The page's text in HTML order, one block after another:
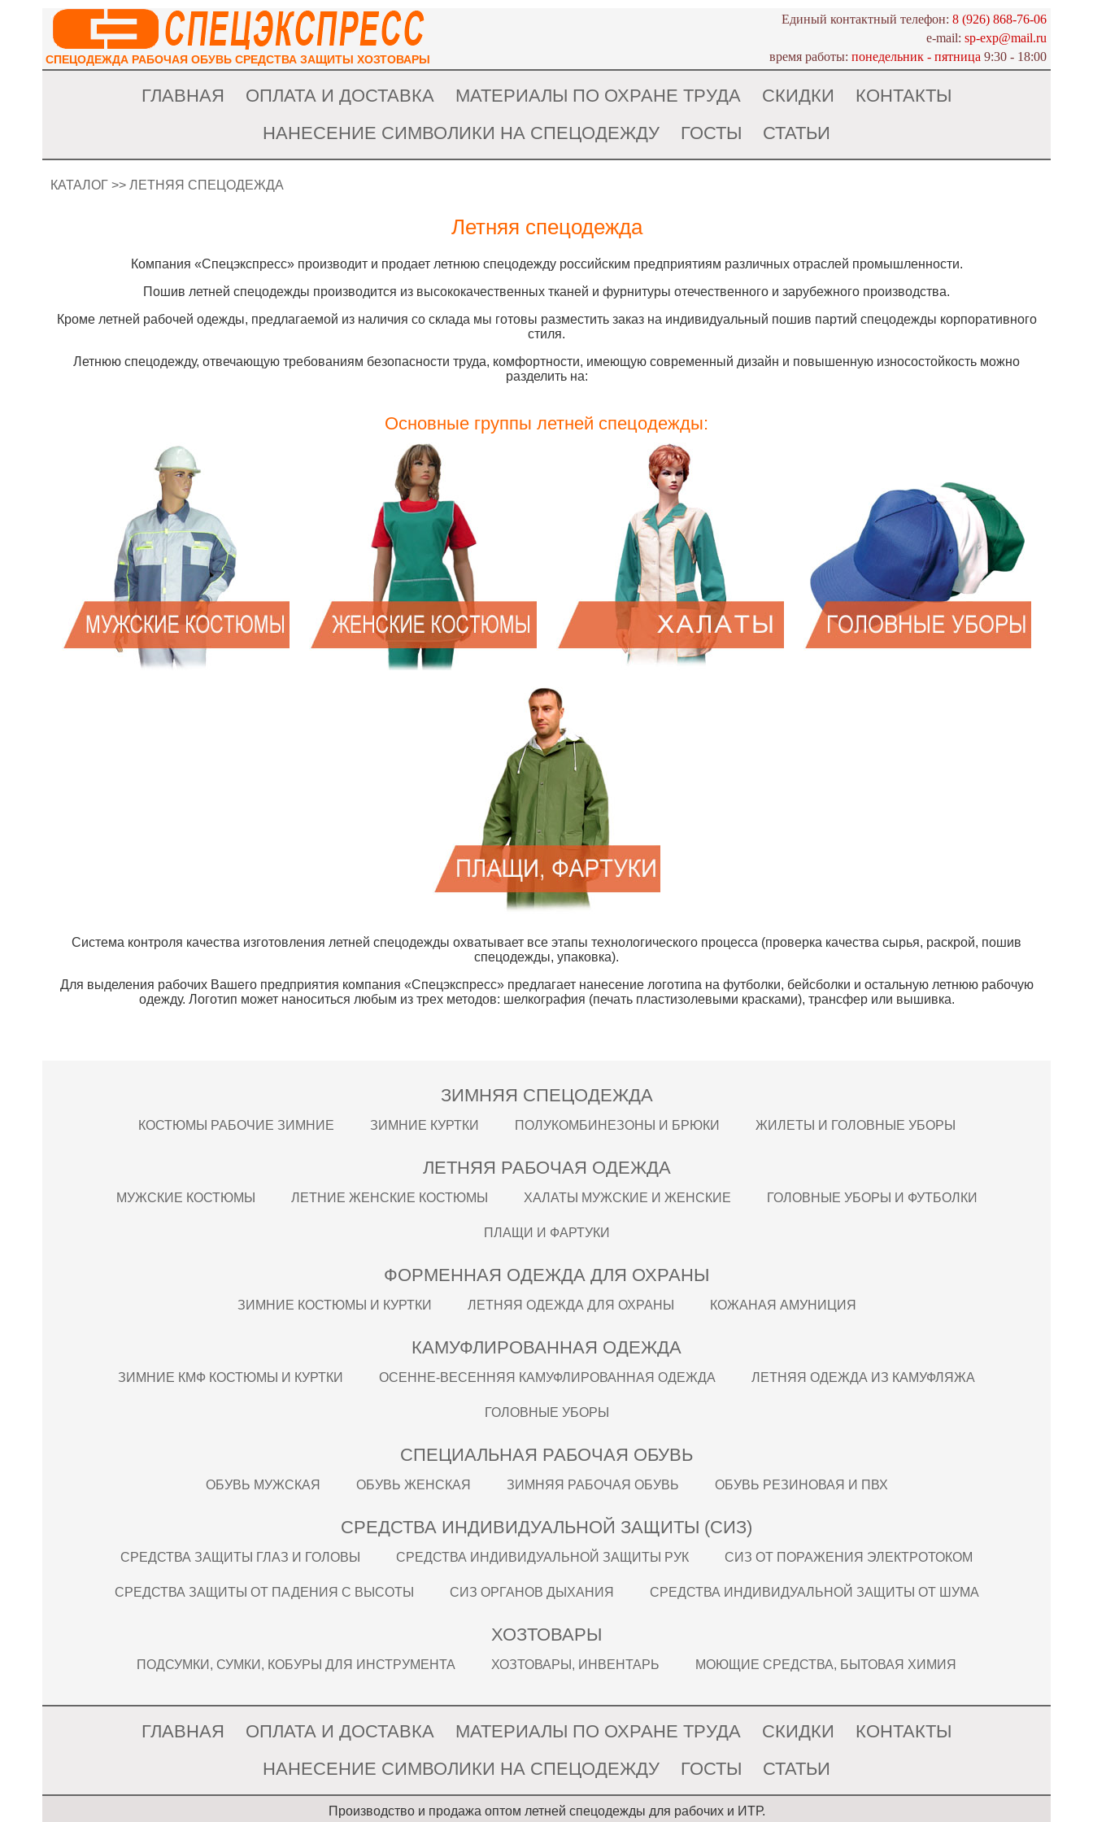
СПЕЦОДЕЖДА РАБОЧАЯ ОБУВЬ СРЕДСТВА ЗАЩИТЫ ХОЗТОВАРЫ
Единый контактный телефон: 8 (926) 868-76-06
e-mail: sp-exp@mail.ru
время работы: понедельник - пятница 9:30 - 18:00
ГЛАВНАЯ ОПЛАТА И ДОСТАВКА МАТЕРИАЛЫ ПО ОХРАНЕ ТРУДА СКИДКИ
КОНТАКТЫ
НАНЕСЕНИЕ СИМВОЛИКИ НА СПЕЦОДЕЖДУ
ГОСТЫ СТАТЬИ
КАТАЛОГ >> ЛЕТНЯЯ СПЕЦОДЕЖДА
Летняя спецодежда
Компания «Спецэкспресс» производит и продает летнюю спецодежду российским предприятиям различных отраслей промышленности.
Пошив летней спецодежды производится из высококачественных тканей и фурнитуры отечественного и зарубежного производства.
Кроме летней рабочей одежды, предлагаемой из наличия со склада мы готовы разместить заказ на индивидуальный пошив партий спецодежды корпоративного
стиля.
Летнюю спецодежду, отвечающую требованиям безопасности труда, комфортности, имеющую современный дизайн и повышенную износостойкость можно
разделить на:
Основные группы летней спецодежды:
Система контроля качества изготовления летней спецодежды охватывает все этапы технологического процесса (проверка качества сырья, раскрой, пошив
спецодежды, упаковка).
Для выделения рабочих Вашего предприятия компания «Спецэкспресс» предлагает нанесение логотипа на футболки, бейсболки и остальную летнюю рабочую
одежду. Логотип может наноситься любым из трех методов: шелкография (печать пластизолевыми красками), трансфер или вышивка.
ЗИМНЯЯ СПЕЦОДЕЖДА
КОСТЮМЫ РАБОЧИЕ ЗИМНИЕ ЗИМНИЕ КУРТКИ ПОЛУКОМБИНЕЗОНЫ И БРЮКИ ЖИЛЕТЫ И ГОЛОВНЫЕ УБОРЫ
ЛЕТНЯЯ РАБОЧАЯ ОДЕЖДА
МУЖСКИЕ КОСТЮМЫ ЛЕТНИЕ ЖЕНСКИЕ КОСТЮМЫ ХАЛАТЫ МУЖСКИЕ И ЖЕНСКИЕ ГОЛОВНЫЕ УБОРЫ И ФУТБОЛКИ
ПЛАЩИ И ФАРТУКИ
ФОРМЕННАЯ ОДЕЖДА ДЛЯ ОХРАНЫ
ЗИМНИЕ КОСТЮМЫ И КУРТКИ ЛЕТНЯЯ ОДЕЖДА ДЛЯ ОХРАНЫ КОЖАНАЯ АМУНИЦИЯ
КАМУФЛИРОВАННАЯ ОДЕЖДА
ЗИМНИЕ КМФ КОСТЮМЫ И КУРТКИ ОСЕННЕ-ВЕСЕННЯЯ КАМУФЛИРОВАННАЯ ОДЕЖДА ЛЕТНЯЯ ОДЕЖДА ИЗ КАМУФЛЯЖА
ГОЛОВНЫЕ УБОРЫ
СПЕЦИАЛЬНАЯ РАБОЧАЯ ОБУВЬ
ОБУВЬ МУЖСКАЯ ОБУВЬ ЖЕНСКАЯ ЗИМНЯЯ РАБОЧАЯ ОБУВЬ ОБУВЬ РЕЗИНОВАЯ И ПВХ
СРЕДСТВА ИНДИВИДУАЛЬНОЙ ЗАЩИТЫ (СИЗ)
СРЕДСТВА ЗАЩИТЫ ГЛАЗ И ГОЛОВЫ СРЕДСТВА ИНДИВИДУАЛЬНОЙ ЗАЩИТЫ РУК СИЗ ОТ ПОРАЖЕНИЯ ЭЛЕКТРОТОКОМ
СРЕДСТВА ЗАЩИТЫ ОТ ПАДЕНИЯ С ВЫСОТЫ СИЗ ОРГАНОВ ДЫХАНИЯ СРЕДСТВА ИНДИВИДУАЛЬНОЙ ЗАЩИТЫ ОТ ШУМА
ХОЗТОВАРЫ
ПОДСУМКИ, СУМКИ, КОБУРЫ ДЛЯ ИНСТРУМЕНТА ХОЗТОВАРЫ, ИНВЕНТАРЬ МОЮЩИЕ СРЕДСТВА, БЫТОВАЯ ХИМИЯ
ГЛАВНАЯ ОПЛАТА И ДОСТАВКА МАТЕРИАЛЫ ПО ОХРАНЕ ТРУДА СКИДКИ
КОНТАКТЫ
НАНЕСЕНИЕ СИМВОЛИКИ НА СПЕЦОДЕЖДУ
ГОСТЫ СТАТЬИ
Производство и продажа оптом летней спецодежды для рабочих и ИТР.